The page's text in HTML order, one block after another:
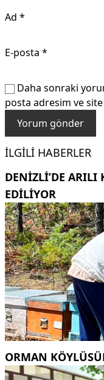
Ad *
E-posta *
Daha sonraki
posta adresim ve
İLGILI HABERLER
DENIZLI’DE ARILI
EDILIYOR
ORMAN